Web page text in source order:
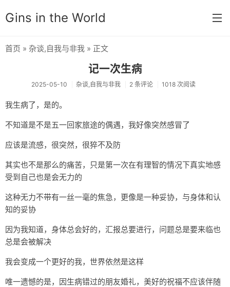
Gins in the World
分类
杂谈
思想锚点
学习笔记
友链
首页 » 杂谈,自我与非我 » 正文
记一次生病
2025-05-10 杂谈, 自我与非我 2 条评论 1018 次阅读
我生病了，是的。
不知道是不是五一回家旅途的偶遇，我好像突然感冒了
应该是流感，很突然，很猝不及防
其实也不是那么的痛苦，只是第一次在有理智的情况下真实地感
受到自己也是会无力的
这种无力不带有一丝一毫的焦急，更像是一种妥协，与身体和认
知的妥协
因为我知道，身体总会好的，汇报总要进行，问题总是要来临也
总是会被解决
我会变成一个更好的我，世界依然是这样
唯一遗憾的是，因生病错过的朋友婚礼，美好的祝福不应该伴随